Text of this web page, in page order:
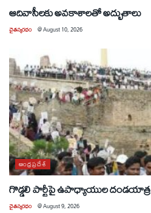
ఆదివాసీలకు అవకాశాలతో అద్భుతాలు
చైతన్యరధం @August 10, 2026
ఆంధ్రప్రదేశ్
గొడ్డలి పార్టీపై ఉపాధ్యాయుల దండయాత్ర
చైతన్యరధం @August 9, 2026